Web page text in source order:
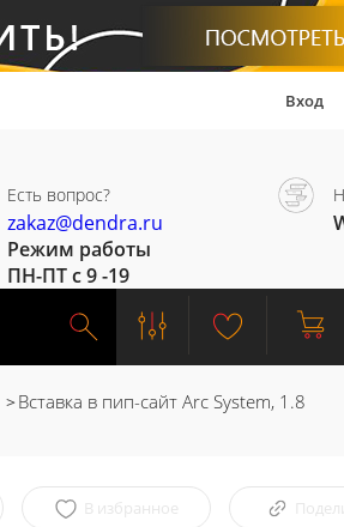
Вход
Есть вопрос?
zakaz@dendra.ru
Режим работы
ПН-ПТ с 9 -19
Вставка в пип-сайт Arc System, 1.8
В избранное